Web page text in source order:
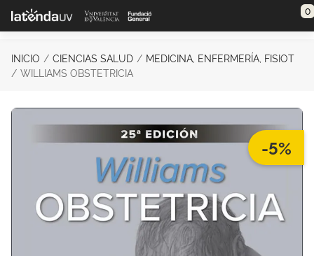
Saltar al contenido principal 0
INICIO CIENCIAS SALUD
MEDICINA, ENFERMERÍA, FISIOT
WILLIAMS OBSTETRICIA
-5%